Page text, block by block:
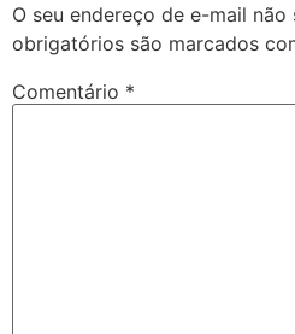
O seu endereço de e-mail não
obrigatórios são marcados
Comentário *